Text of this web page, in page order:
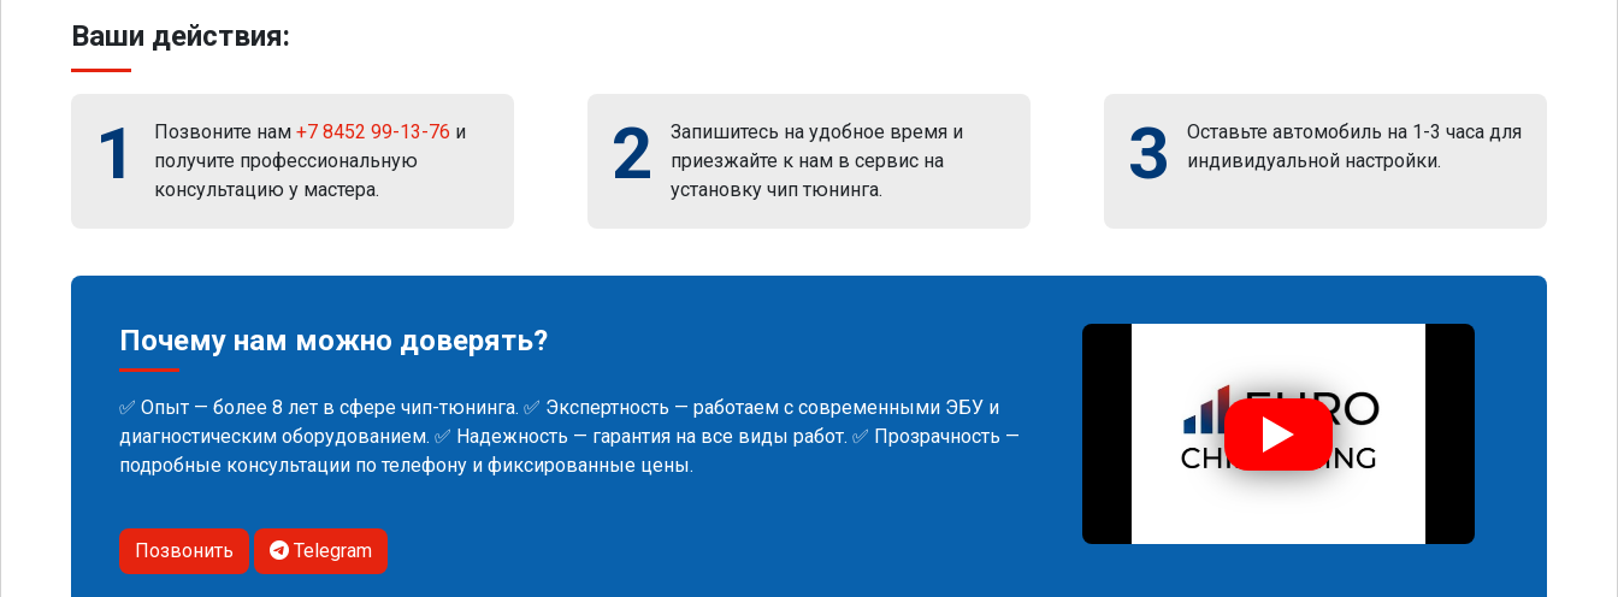
Ваши действия:
1 Позвоните нам +7 8452 99-13-76 и
получите профессиональную
консультацию у мастера.
2
Запишитесь на удобное время и
приезжайте к нам в сервис на
установку чип тюнинга.
3
Оставьте автомобиль на 1-3 часа для
индивидуальной настройки.
Почему нам можно доверять?
✅ Опыт — более 8 лет в сфере чип-тюнинга. ✅ Экспертность — работаем с современными ЭБУ и
диагностическим оборудованием. ✅ Надежность — гарантия на все виды работ. ✅ Прозрачность —
подробные консультации по телефону и фиксированные цены.
Позвонить Telegram